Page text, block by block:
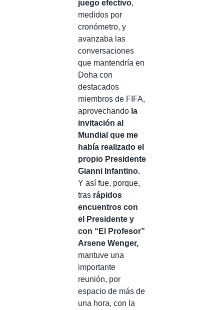
juego efectivo,
medidos por
cronómetro, y
avanzaba las
conversaciones
que mantendría en
Doha con
destacados
miembros de FIFA,
aprovechando la
invitación al
Mundial que me
había realizado el
propio Presidente
Gianni Infantino.
Y así fue, porque,
tras rápidos
encuentros con
el Presidente y
con “El Profesor”
Arsene Wenger,
mantuve una
importante
reunión, por
espacio de más de
una hora, con la